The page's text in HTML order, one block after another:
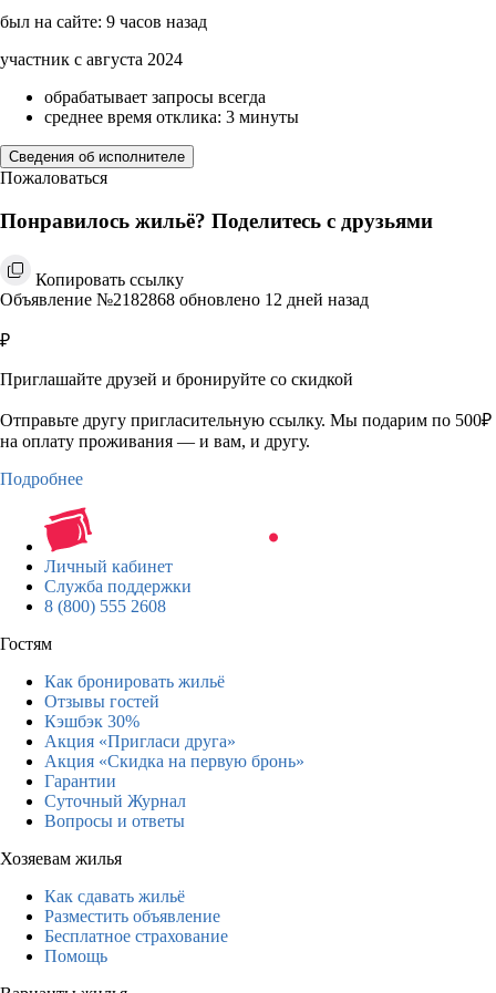
был на сайте: 9 часов назад
участник с августа 2024
обрабатывает запросы всегда
среднее время отклика: 3 минуты
Сведения об исполнителе
Пожаловаться
Понравилось жильё? Поделитесь с друзьями
Копировать ссылку
Объявление №2182868 обновлено 12 дней назад
₽
Приглашайте друзей и бронируйте со скидкой
Отправьте другу пригласительную ссылку. Мы подарим по 500₽
на оплату проживания — и вам, и другу.
Подробнее
Личный кабинет
Служба поддержки
8 (800) 555 2608
Гостям
Как бронировать жильё
Отзывы гостей
Кэшбэк 30%
Акция «Пригласи друга»
Акция «Скидка на первую бронь»
Гарантии
Суточный Журнал
Вопросы и ответы
Хозяевам жилья
Как сдавать жильё
Разместить объявление
Бесплатное страхование
Помощь